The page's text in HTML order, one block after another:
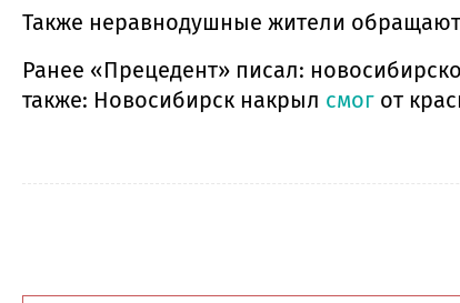
Также неравнодушные жители
Ранее «Прецедент» писал:
также: Новосибирск накрыл смог от